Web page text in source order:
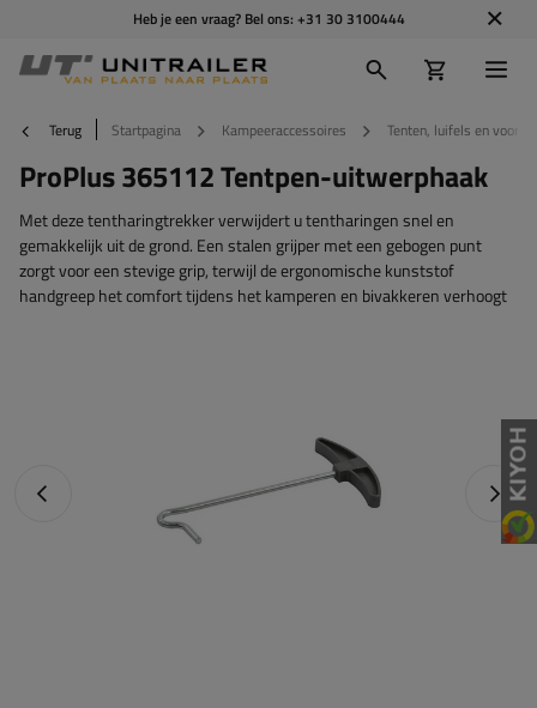
Heb je een vraag? Bel ons: +31 30 3100444
Terug Startpagina Kampeeraccessoires Tenten, luifels en
ProPlus 365112 Tentpen-uitwerphaak
Met deze tentharingtrekker verwijdert u tentharingen snel en
gemakkelijk uit de grond. Een stalen grijper met een gebogen punt
zorgt voor een stevige grip, terwijl de ergonomische kunststof
handgreep het comfort tijdens het kamperen en bivakkeren verhoogt
Vorige foto